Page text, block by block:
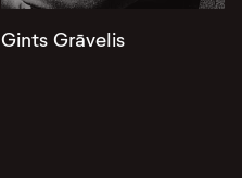
Gints Grāvelis